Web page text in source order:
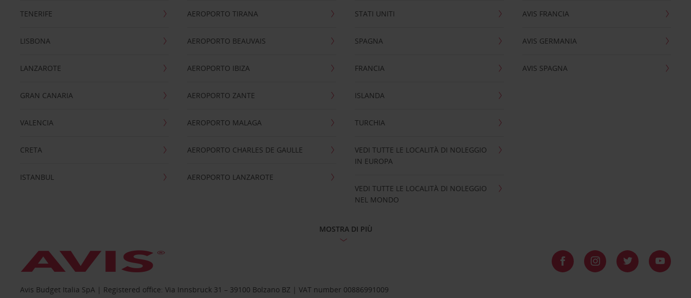
TENERIFE
LISBONA
LANZAROTE
GRAN CANARIA
VALENCIA
CRETA
ISTANBUL
AEROPORTO TIRANA
AEROPORTO BEAUVAIS
AEROPORTO IBIZA
AEROPORTO ZANTE
AEROPORTO MALAGA
AEROPORTO CHARLES DE GAULLE
AEROPORTO LANZAROTE
STATI UNITI
SPAGNA
FRANCIA
ISLANDA
TURCHIA
VEDI TUTTE LE LOCALITÀ DI NOLEGGIO
IN EUROPA
VEDI TUTTE LE LOCALITÀ DI NOLEGGIO
NEL MONDO
AVIS FRANCIA
AVIS GERMANIA
AVIS SPAGNA
MOSTRA DI PIÙ
Avis Budget Italia SpA | Registered office: Via Innsbruck 31 – 39100 Bolzano BZ | VAT number 00886991009